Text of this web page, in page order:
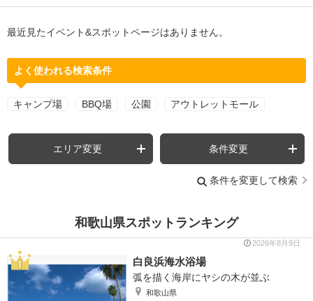
最近見たイベント&スポットページはありません。
よく使われる検索条件
キャンプ場 BBQ場 公園 アウトレットモール
エリア変更 条件変更
条件を変更して検索
和歌山県スポットランキング
2026年8月9日
白良浜海水浴場
弧を描く海岸にヤシの木が並ぶ
和歌山県